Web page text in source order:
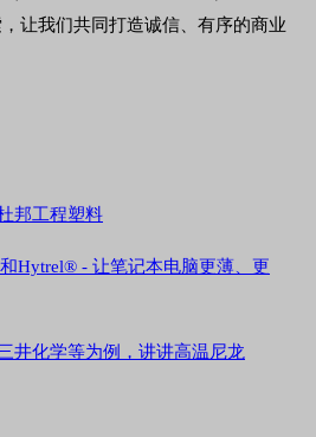
让我们共同打造诚信、有序的商业
邦工程塑料
Hytrel® - 让笔记本电脑更薄、更
井化学等为例，讲讲高温尼龙